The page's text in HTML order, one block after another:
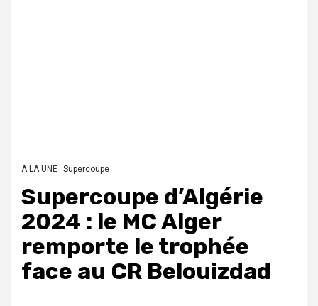
A LA UNE Supercoupe
Supercoupe d’Algérie
2024 : le MC Alger
remporte le trophée
face au CR Belouizdad